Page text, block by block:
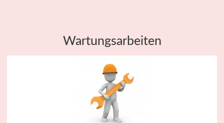
Wartungsarbeiten